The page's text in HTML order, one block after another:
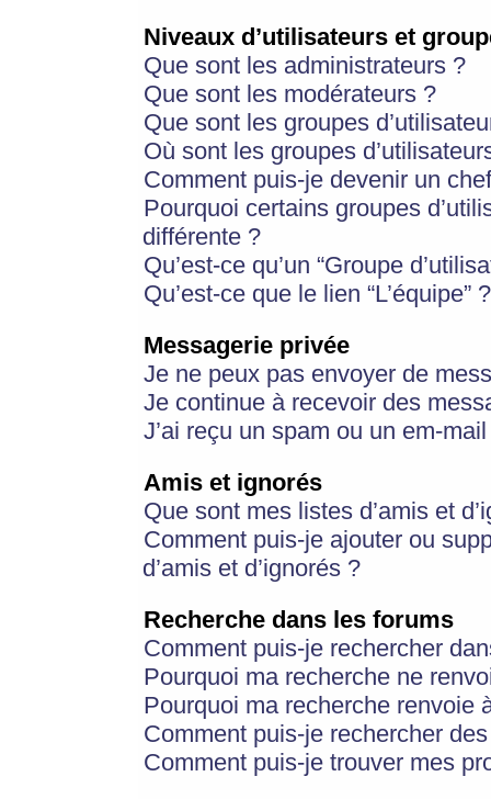
Niveaux d’utilisateurs et
Que sont les administrateurs ?
Que sont les modérateurs ?
Que sont les groupes
Où sont les groupes
Comment puis-je devenir un
Pourquoi certains groupes
différente ?
Qu’est-ce qu’un “Groupe
Qu’est-ce que le lien “L’équipe” ?
Messagerie privée
Je ne peux pas envoyer de
Je continue à recevoir des
J’ai reçu un spam ou un em-
Amis et ignorés
Que sont mes listes d’amis et
Comment puis-je ajouter ou
d’amis et d’ignorés ?
Recherche dans les forums
Comment puis-je rechercher
Pourquoi ma recherche ne
Pourquoi ma recherche renvoie
Comment puis-je rechercher
Comment puis-je trouver mes